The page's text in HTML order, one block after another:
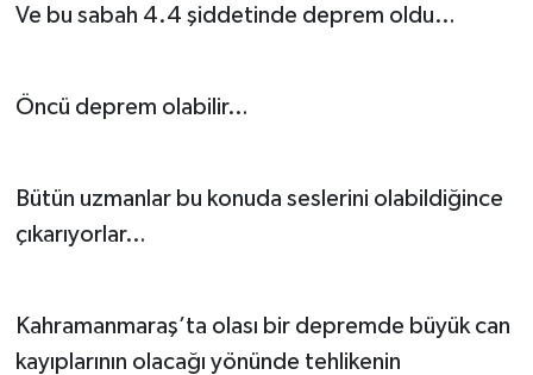
Ve bu sabah 4.4 şiddetinde deprem oldu…
Öncü deprem olabilir…
Bütün uzmanlar bu konuda seslerini olabildiğince
çıkarıyorlar…
Kahramanmaraş’ta olası bir depremde büyük can
kayıplarının olacağı yönünde tehlikenin